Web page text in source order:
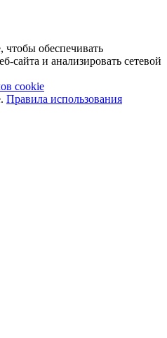
обеспечивать
сайта и анализировать сетевой
cookie
Правила использования